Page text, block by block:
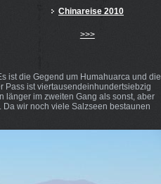
Chinareise 2010
>>>
ist die Gegend um Humahuarca und die
Pass ist viertausendeinhundertsiebzig
länger im zweiten Gang als sonst, aber
wir noch viele Salzseen bestaunen